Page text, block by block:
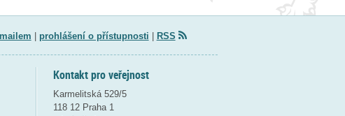
prohlášení o přístupnosti RSS
Kontakt pro veřejnost
Karmelitská 529/5
118 12 Praha 1